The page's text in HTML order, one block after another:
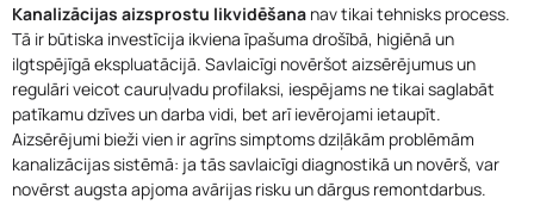
Kanalizācijas aizsprostu likvidēšana nav tikai tehnisks process.
Tā ir būtiska investīcija ikviena īpašuma drošībā, higiēnā un
ilgtspējīgā ekspluatācijā. Savlaicīgi novēršot aizsērējumus un
regulāri veicot cauruļvadu profilaksi, iespējams ne tikai saglabāt
patīkamu dzīves un darba vidi, bet arī ievērojami ietaupīt.
Aizsērējumi bieži vien ir agrīns simptoms dziļākām problēmām
kanalizācijas sistēmā: ja tās savlaicīgi diagnostikā un novērš, var
novērst augsta apjoma avārijas risku un dārgus remontdarbus.